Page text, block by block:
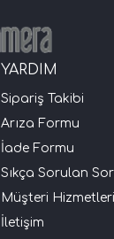
YARDIM
Sipariş Takibi
Arıza Formu
İade Formu
Sıkça Sorulan
Müşteri Hizmetleri
İletişim